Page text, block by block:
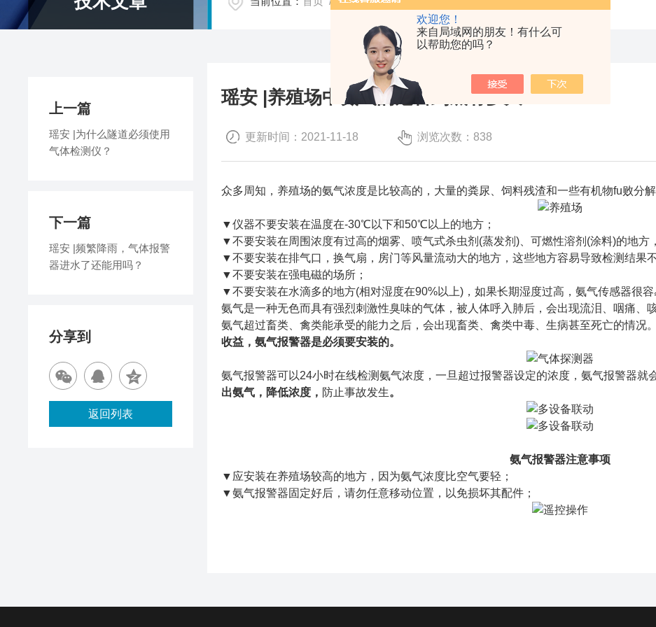
欢迎您！
来自局域网的朋友！有什么可
以帮助您的吗？
瑶安 |养殖场中氨气的危害到底有多大？
更新时间：2021-11-18 浏览次数：838
众多周知，养殖场的氨气浓度是比较高的，大量的粪尿、饲料残渣和一些有机物fu败分
▼仪器不要安装在温度在-30℃以下和50℃以上的地方；
▼不要安装在周围浓度有过高的烟雾、喷气式杀虫剂(蒸发剂)、可燃性溶剂(涂料)的地方
▼不要安装在排气口，换气扇，房门等风量流动大的地方，这些地方容易导致检测结果不
▼不要安装在强电磁的场所；
▼不要安装在水滴多的地方(相对湿度在90%以上)，如果长期湿度过高，氨气传感器很容
氨气是一种无色而具有强烈刺激性臭味的气体，被人体呼入肺后，会出现流泪、咽痛、
氨气超过畜类、禽类能承受的能力之后，会出现畜类、禽类中毒、生病甚至死亡的情况。
收益，氨气报警器是必须要安装的。
氨气报警器可以24小时在线检测氨气浓度，一旦超过报警器设定的浓度，氨气报警器就
出氨气，降低浓度， 防止事故发生。
氨气报警器注意事项
▼应安装在养殖场较高的地方，因为氨气浓度比空气要轻；
▼氨气报警器固定好后，请勿任意移动位置，以免损坏其配件；
上一篇
瑶安 |为什么隧道必须使用
气体检测仪？
下一篇
瑶安 |频繁降雨，气体报警
器进水了还能用吗？
分享到
返回列表